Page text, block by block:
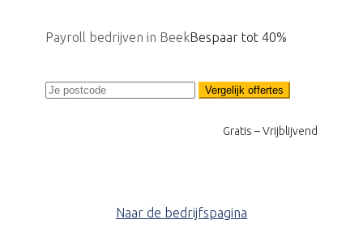
Payroll bedrijven in BeekBespaar tot 40%
Vergelijk offertes
Gratis – Vrijblijvend
Naar de bedrijfspagina